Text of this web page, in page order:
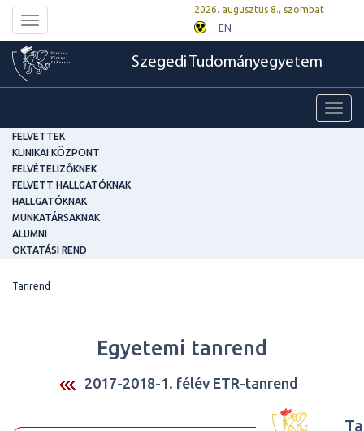
Toggle
navigation
2026. augusztus 8., szombat
EN
Szegedi Tudományegyetem
FELVETTEK
KLINIKAI KÖZPONT
FELVÉTELIZŐKNEK
FELVETT HALLGATÓKNAK
HALLGATÓKNAK
MUNKATÁRSAKNAK
ALUMNI
OKTATÁSI REND
Tanrend
Egyetemi tanrend
2017-2018-1. félév ETR-tanrend